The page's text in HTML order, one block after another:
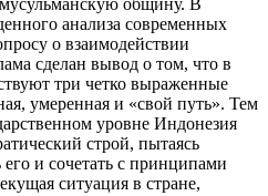
анализа современных
о взаимодействии
сделан вывод о том, что в
три четко выраженные
умеренная и «свой путь». Тем
уровне Индонезия
строй, пытаясь
и сочетать с принципами
ситуация в стране,